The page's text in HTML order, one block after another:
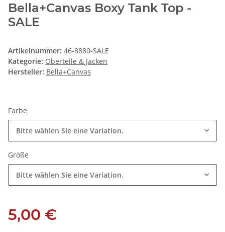
Bella+Canvas Boxy Tank Top -
SALE
Artikelnummer: 46-8880-SALE
Kategorie: Oberteile & Jacken
Hersteller: Bella+Canvas
Farbe
Bitte wählen Sie eine Variation.
Größe
Bitte wählen Sie eine Variation.
5,00 €